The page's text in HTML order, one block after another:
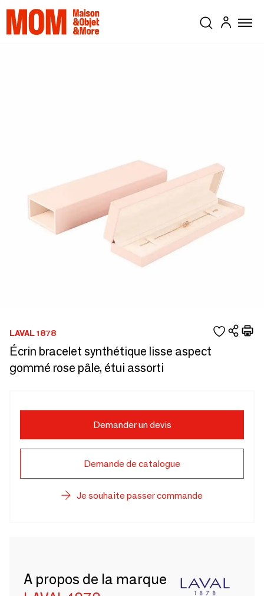
LAVAL 1878
Écrin bracelet synthétique lisse aspect
gommé rose pâle, étui assorti
Demander un devis
Demande de catalogue
Je souhaite passer commande
A propos de la marque